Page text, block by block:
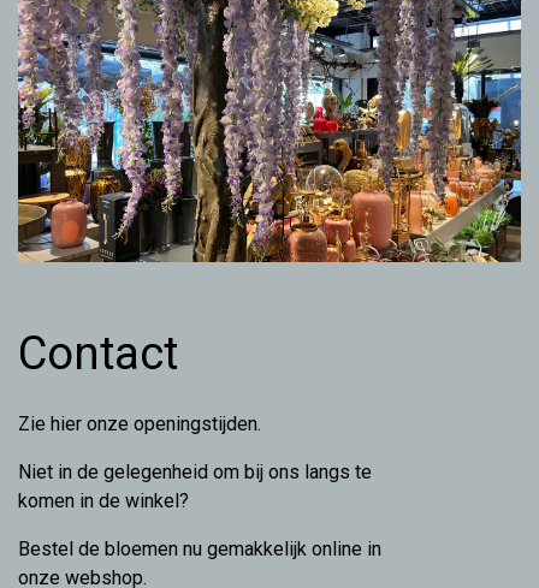
Contact
Zie hier onze openingstijden.
Niet in de gelegenheid om bij ons langs te
komen in de winkel?
Bestel de bloemen nu gemakkelijk online in
onze webshop.